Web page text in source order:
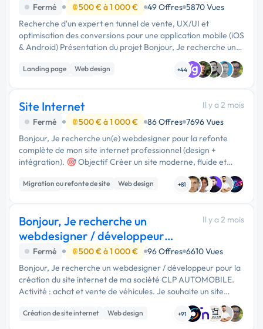
Fermé 500 € à 1 000 € 49 Offres 5870 Vues
Recherche d'un expert en tunnel de vente, UX/UI et
optimisation des conversions pour une application mobile (iOS
& Android) Présentation du projet Bonjour, Je recherche un
expert en tunnel de vente, UX/UI, copywriting et optimisation
des convers...
Landing page
Web design
+44
Site Internet
Il y a 2 mois
Fermé
500 € à 1 000 € 86 Offres 7696 Vues
Bonjour, Je recherche un(e) webdesigner pour la refonte
complète de mon site internet professionnel (design +
intégration). 🎯 Objectif Créer un site moderne, fluide et
professionnel pour présenter mon activité et faciliter la prise
de …
Migration ou refonte de site
Web design
+81
Bonjour, Je recherche un
webdesigner / développeur
pour la création d
Il y a 2 mois
Fermé 500 € à 1 000 € 96 Offres 6610 Vues
Bonjour, Je recherche un webdesigner / développeur pour la
création du site internet de ma société CLP AUTOMOBILE.
Activité : achat et vente de véhicules. Je souhaite un site
moderne, professionnel et optimisé mobile comprenant …
Création de site internet
Web design
+91